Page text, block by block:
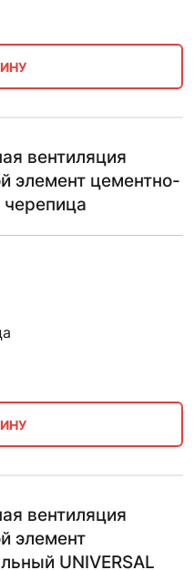
вентиляция
элемент цементно-
черепица
вентиляция
элемент
UNIVERSAL